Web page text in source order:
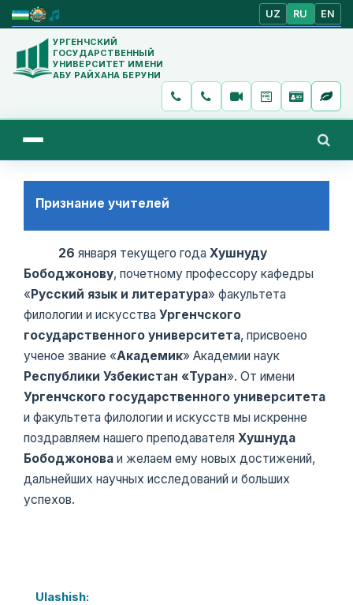
UZ RU EN
УРГЕНЧСКИЙ
ГОСУДАРСТВЕННЫЙ
УНИВЕРСИТЕТ ИМЕНИ
АБУ РАЙХАНА БЕРУНИ
Признание учителей
26 января текущего года Хушнуду
Бободжонову, почетному профессору кафедры
«Русский язык и литература» факультета
филологии и искусства Ургенчского
государственного университета, присвоено
ученое звание «Академик» Академии наук
Республики Узбекистан «Туран». От имени
Ургенчского государственного университета
и факультета филологии и искусств мы искренне
поздравляем нашего преподавателя Хушнуда
Бободжонова и желаем ему новых достижений,
дальнейших научных исследований и больших
успехов.
Ulashish: